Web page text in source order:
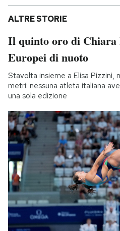
ALTRE STORIE
Il quinto oro di Chiara
Europei di nuoto
Stavolta insieme a Elisa Pizzini,
metri: nessuna atleta italiana
una sola edizione